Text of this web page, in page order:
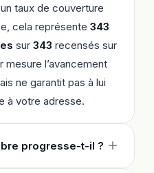
taux de couverture
cela représente 343
sur 343 recensés sur
l’avancement
ne garantit pas à lui
à votre adresse.
progresse-t-il ?